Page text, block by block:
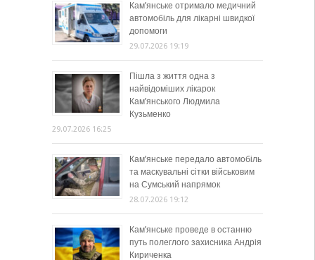
Кам’янське отримало медичний
автомобіль для лікарні швидкої
допомоги
29.07.2026 19:19
Пішла з життя одна з
найвідоміших лікарок
Кам’янського Людмила
Кузьменко
29.07.2026 16:25
Кам’янське передало автомобіль
та маскувальні сітки військовим
на Сумський напрямок
28.07.2026 19:12
Кам’янське проведе в останню
путь полеглого захисника Андрія
Кириченка